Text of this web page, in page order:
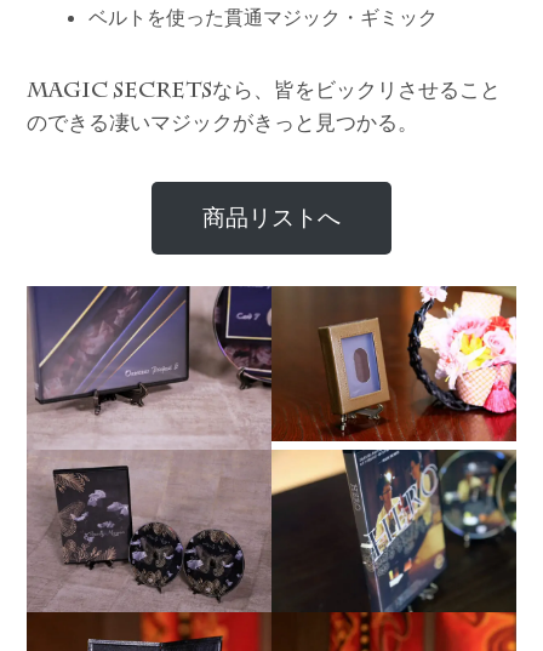
ベルトを使った貫通マジック・ギミック
MAGIC SECRETSなら、皆をビックリさせること
のできる凄いマジックがきっと見つかる。
商品リストへ